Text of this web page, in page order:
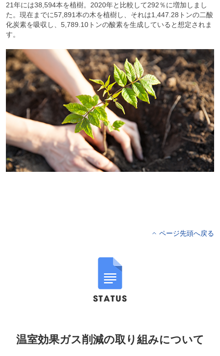
21年には38,594本を植樹。2020年と比較して292％に増加しまし
た。現在までに57,891本の木を植樹し、それは1,447.28トンの二酸
化炭素を吸収し、5,789.10トンの酸素を生成していると想定されま
す。
ページ先頭へ戻る
温室効果ガス削減の取り組みについて